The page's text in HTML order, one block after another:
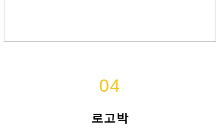
04
로고박